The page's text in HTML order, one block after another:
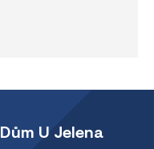
Dům U Jelena